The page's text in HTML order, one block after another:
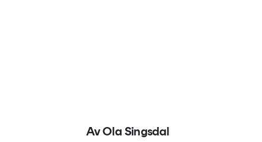
Av Ola Singsdal